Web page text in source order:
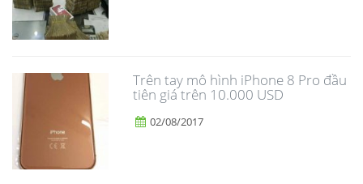
Trên tay mô hình iPhone 8 Pro đầu
tiên giá trên 10.000 USD
02/08/2017